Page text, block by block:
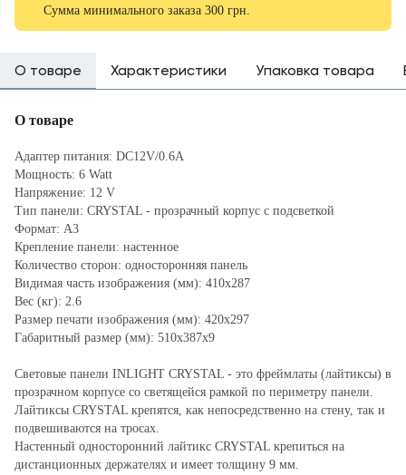
Сумма минимального заказа 300 грн.
О товаре Характеристики Упаковка товара
О товаре
Адаптер питания: DC12V/0.6A
Мощность: 6 Watt
Напряжение: 12 V
Тип панели: CRYSTAL - прозрачный корпус с подсветкой
Формат: А3
Крепление панели: настенное
Количество сторон: односторонняя панель
Видимая часть изображения (мм): 410x287
Вес (кг): 2.6
Размер печати изображения (мм): 420x297
Габаритный размер (мм): 510x387x9
Световые панели INLIGHT CRYSTAL - это фреймлаты (лайтиксы) в
прозрачном корпусе со светящейся рамкой по периметру панели.
Лайтиксы CRYSTAL крепятся, как непосредственно на стену, так и
подвешиваются на тросах.
Настенный односторонний лайтикс CRYSTAL крепиться на
дистанционных держателях и имеет толщину 9 мм.